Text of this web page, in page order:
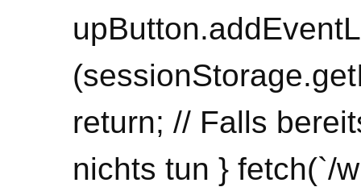
return; // Falls
nichts tun } fetch(`/